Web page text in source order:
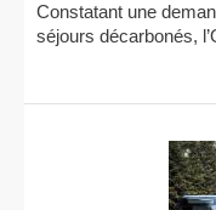
Constatant une
séjours décarbonés,